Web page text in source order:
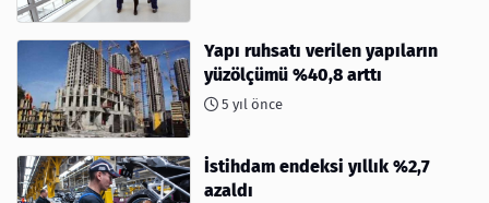
Yapı ruhsatı verilen yapıların
yüzölçümü %40,8 arttı
5 yıl önce
İstihdam endeksi yıllık %2,7
azaldı